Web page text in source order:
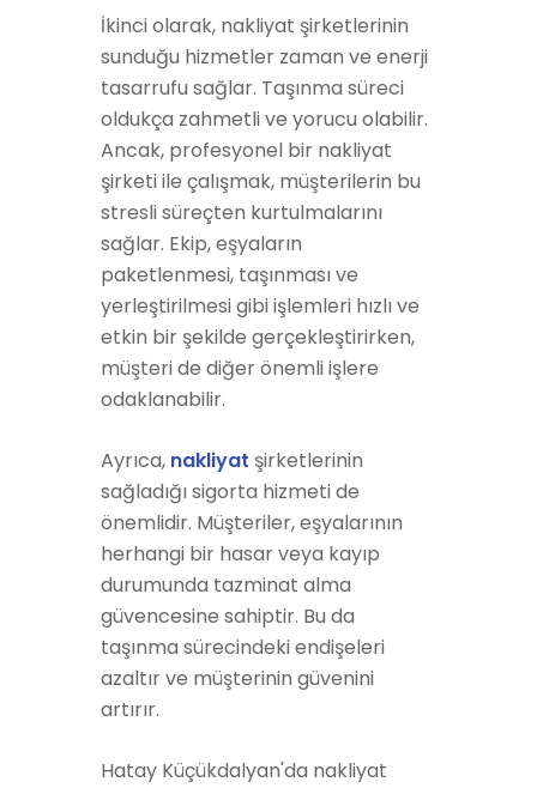
İkinci olarak, nakliyat şirketlerinin
sunduğu hizmetler zaman ve enerji
tasarrufu sağlar. Taşınma süreci
oldukça zahmetli ve yorucu olabilir.
Ancak, profesyonel bir nakliyat
şirketi ile çalışmak, müşterilerin bu
stresli süreçten kurtulmalarını
sağlar. Ekip, eşyaların
paketlenmesi, taşınması ve
yerleştirilmesi gibi işlemleri hızlı ve
etkin bir şekilde gerçekleştirirken,
müşteri de diğer önemli işlere
odaklanabilir.
Ayrıca, nakliyat şirketlerinin
sağladığı sigorta hizmeti de
önemlidir. Müşteriler, eşyalarının
herhangi bir hasar veya kayıp
durumunda tazminat alma
güvencesine sahiptir. Bu da
taşınma sürecindeki endişeleri
azaltır ve müşterinin güvenini
artırır.
Hatay Küçükdalyan'da nakliyat